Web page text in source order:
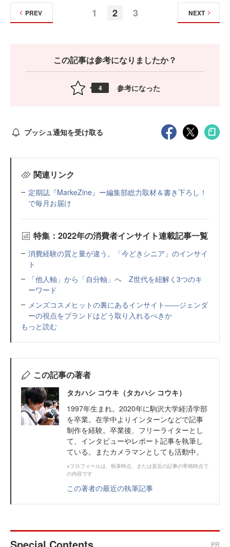
1 2 3
PREV NEXT
この記事は参考になりましたか？
4 参考になった
プッシュ通知を受け取る
関連リンク
定期誌『MarkeZine』ー編集部総力取材＆書き下ろし！
で毎月お届け
特集：2022年の消費者インサイト連載記事一覧
消費経験の質と量が違う。「今どきシニア」のインサイ
ト
「他人軸」から「自分軸」へ Z世代を紐解く3つのキ
ーワード
メンズコスメヒットの裏にあるインサイト――ジェンダ
ーの視点をブランドはどう取り入れるべきか
もっと読む
この記事の著者
タカハシ コウキ（タカハシ コウキ）
1997年生まれ。2020年に駒沢大学経済学部
を卒業。在学中よりインターンなどで記事
制作を経験。卒業後、フリーライターとし
て、インタビューやレポート記事を執筆し
ている。またカメラマンとしても活動中。
※プロフィールは、執筆時点、または直近の記事の寄稿時点で
の内容です
この著者の最近の執筆記事
PR